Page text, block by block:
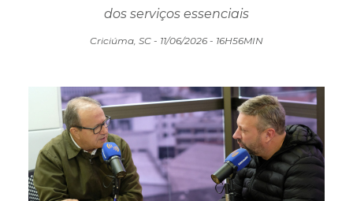
dos serviços essenciais
Criciúma, SC - 11/06/2026 - 16H56MIN